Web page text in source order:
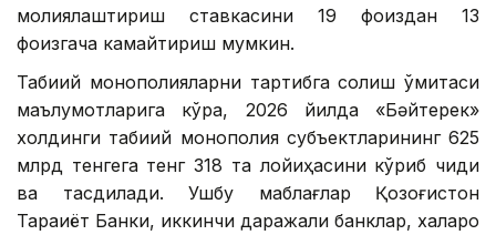
молиялаштириш ставкасини 19 фоиздан 13
фоизгача камайтириш мумкин.
Табиий монополияларни тартибга солиш қўмитаси
маълумотларига кўра, 2026 йилда «Бәйтерек»
холдинги табиий монополия субъектларининг 625
млрд тенгега тенг 318 та лойиҳасини кўриб чиқди
ва тасдиқлади. Ушбу маблағлар Қозоғистон
Тараққиёт Банки, иккинчи даражали банклар, халқаро